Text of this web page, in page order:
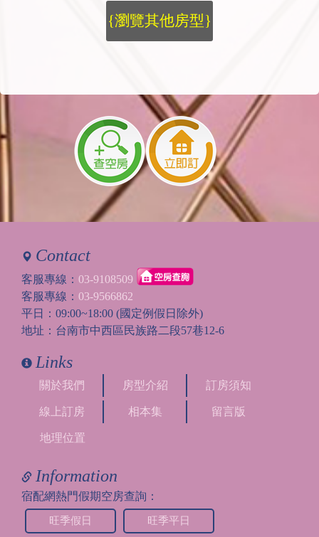
{瀏覽其他房型}
Contact
客服專線： 03-9108509
客服專線： 03-9566862
平日：09:00~18:00 (國定例假日除外)
地址：台南市中西區民族路二段57巷12-6
Links
關於我們 房型介紹 訂房須知
線上訂房 相本集 留言版
地理位置
Information
宿配網熱門假期空房查詢：
旺季假日 旺季平日